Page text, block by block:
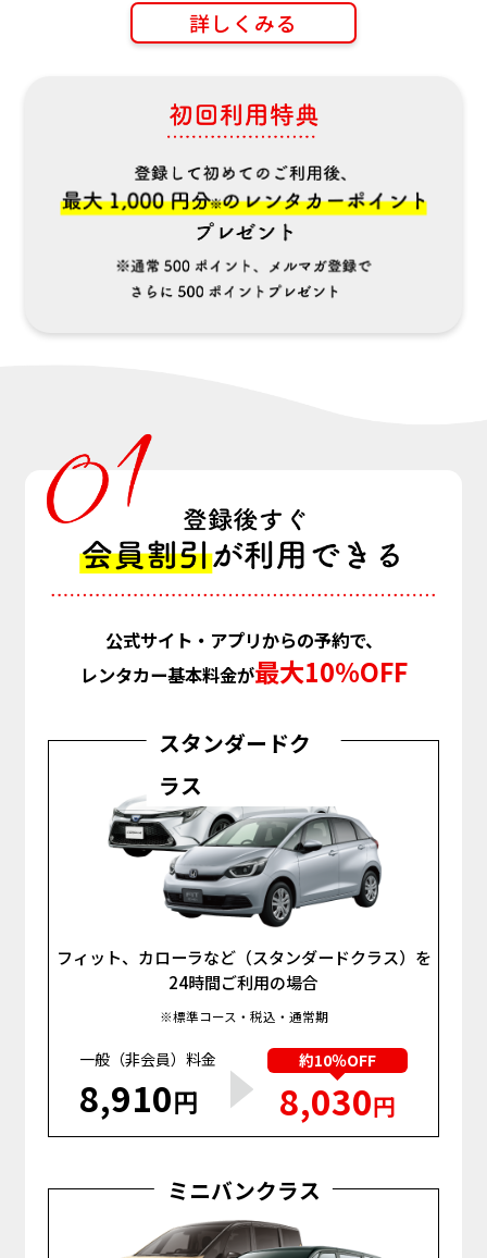
詳しくみる
公式サイト・アプリからの予約で、
レンタカー基本料金が最大10％OFF
スタンダードク
ラス
フィット、カローラなど（スタンダードクラス）を
24時間ご利用の場合
※標準コース・税込・通常期
一般（非会員）料金
8,910円
約10％OFF
8,030円
ミニバンクラス